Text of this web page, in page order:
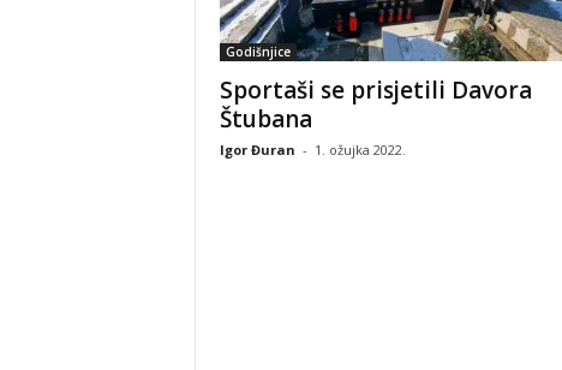
Godišnjice
Sportaši se prisjetili Davora
Štubana
Igor Đuran - 1. ožujka 2022.